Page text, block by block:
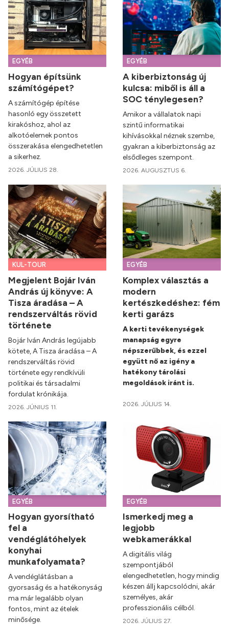
EGYÉB
Hogyan építsünk
számítógépet?
A számítógép építése
hasonló egy összetett
kirakóshoz, ahol az
alkotóelemek pontos
összerakása elengedhetetlen
a sikerhez.
2026. JÚLIUS 28.
EGYÉB
A kiberbiztonság új
kulcsa: miből is áll a
SOC ténylegesen?
Amikor a vállalatok napi
szintű informatikai
kihívásokkal néznek szembe,
gyakran a kiberbiztonság az
elsődleges szempont.
2026. AUGUSZTUS 6.
KUL-TOUR
Megjelent Bojár Iván
András új könyve: A
Tisza áradása – A
rendszerváltás rövid
története
Bojár Iván András legújabb
kötete, A Tisza áradása – A
rendszerváltás rövid
története egy rendkívüli
politikai és társadalmi
fordulat krónikája.
2026. JÚNIUS 11.
EGYÉB
Komplex választás a
modern
kertészkedéshez: fém
kerti garázs
A kerti tevékenységek
manapság egyre
népszerűbbek, és ezzel
együtt nő az igény a
hatékony tárolási
megoldások iránt is.
2026. JÚLIUS 14.
EGYÉB
Hogyan gyorsítható
fel a
vendéglátóhelyek
konyhai
munkafolyamata?
A vendéglátásban a
gyorsaság és a hatékonyság
ma már legalább olyan
fontos, mint az ételek
minősége.
EGYÉB
Ismerkedj meg a
legjobb
webkamerákkal
A digitális világ
szempontjából
elengedhetetlen, hogy mindig
készen állj kapcsolódni, akár
személyes, akár
professzionális célból.
2026. JÚLIUS 27.